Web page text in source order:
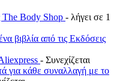
The Body Shop - λήγει σε 1
βιβλία από τις Εκδόσεις
- Συνεχίζεται
για κάθε συναλλαγή με το